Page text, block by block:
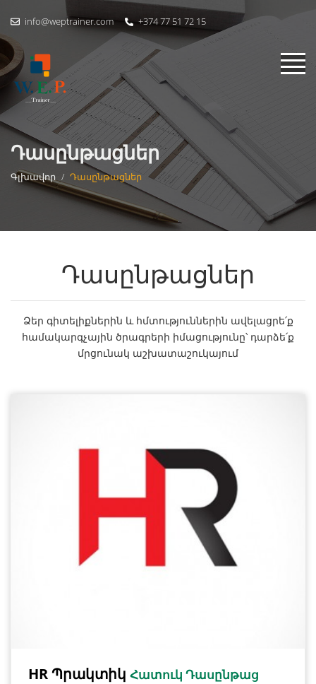
info@weptrainer.com +374 77 51 72 15
Դասընթացներ
Գլխավոր / Դասընթացներ
Դասընթացներ
Ձեր գիտելիքներին և հմտություններին ավելացրե՛ք
համակարգչային ծրագրերի իմացությունը՝ դարձե՛ք
մրցունակ աշխատաշուկայում
HR Պրակտիկ Հատուկ Դասընթաց